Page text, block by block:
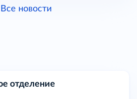
Все новости
отделение